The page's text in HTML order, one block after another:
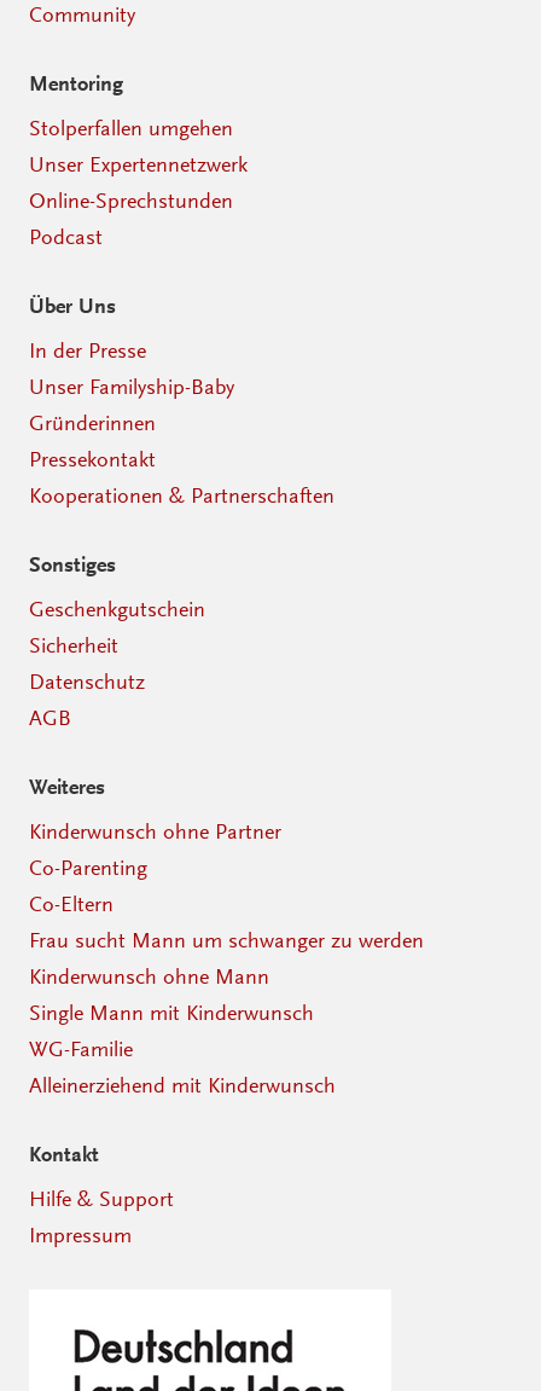
Community
Mentoring
Stolperfallen umgehen
Unser Expertennetzwerk
Online-Sprechstunden
Podcast
Über Uns
In der Presse
Unser Familyship-Baby
Gründerinnen
Pressekontakt
Kooperationen & Partnerschaften
Sonstiges
Geschenkgutschein
Sicherheit
Datenschutz
AGB
Weiteres
Kinderwunsch ohne Partner
Co-Parenting
Co-Eltern
Frau sucht Mann um schwanger zu werden
Kinderwunsch ohne Mann
Single Mann mit Kinderwunsch
WG-Familie
Alleinerziehend mit Kinderwunsch
Kontakt
Hilfe & Support
Impressum